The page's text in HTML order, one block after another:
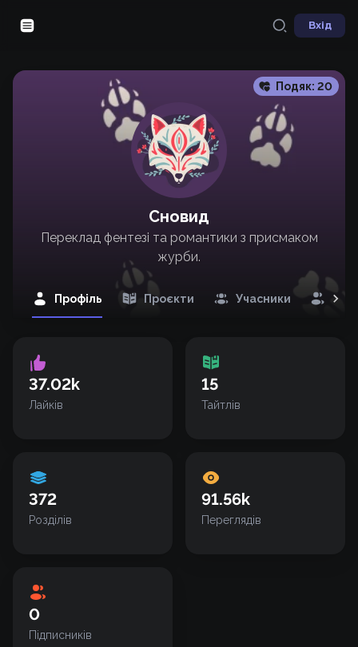
Вхід
Подяк: 20
Сновид
Переклад фентезі та романтики з присмаком
журби.
Профіль Проєкти Учасники
37.02k
Лайків
15
Тайтлів
372
Розділів
91.56k
Переглядів
0
Підписників